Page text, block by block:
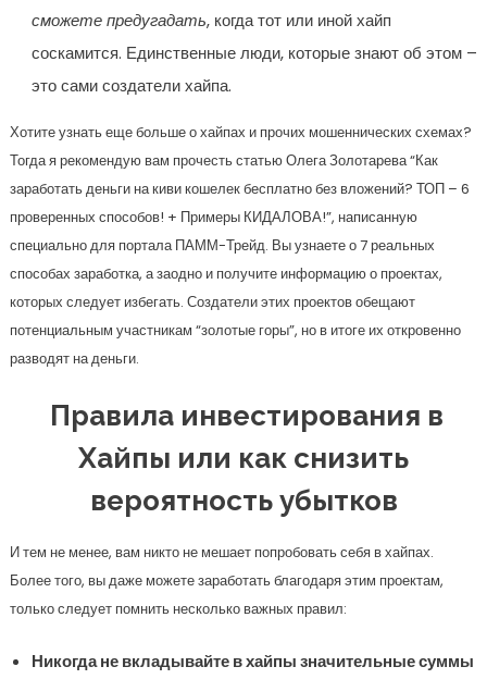
сможете предугадать, когда тот или иной хайп
соскамится. Единственные люди, которые знают об этом –
это сами создатели хайпа.
Хотите узнать еще больше о хайпах и прочих мошеннических схемах?
Тогда я рекомендую вам прочесть статью Олега Золотарева “Как
заработать деньги на киви кошелек бесплатно без вложений? ТОП – 6
проверенных способов! + Примеры КИДАЛОВА!”, написанную
специально для портала ПАММ-Трейд. Вы узнаете о 7 реальных
способах заработка, а заодно и получите информацию о проектах,
которых следует избегать. Создатели этих проектов обещают
потенциальным участникам “золотые горы”, но в итоге их откровенно
разводят на деньги.
Правила инвестирования в
Хайпы или как снизить
вероятность убытков
И тем не менее, вам никто не мешает попробовать себя в хайпах.
Более того, вы даже можете заработать благодаря этим проектам,
только следует помнить несколько важных правил:
Никогда не вкладывайте в хайпы значительные суммы